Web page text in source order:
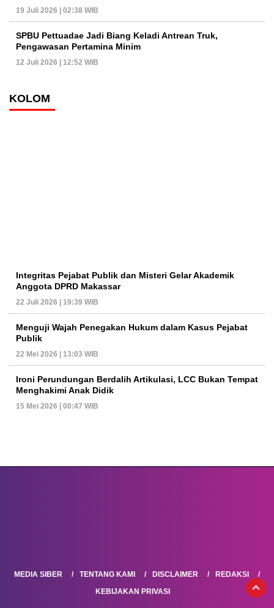
19 Juli 2026 | 02:38 WIB
SPBU Pettuadae Jadi Biang Keladi Antrean Truk,
Pengawasan Pertamina Minim
12 Juli 2026 | 12:52 WIB
KOLOM
Integritas Pejabat Publik dan Misteri Gelar Akademik
Anggota DPRD Makassar
22 Juli 2026 | 19:39 WIB
Menguji Wajah Penegakan Hukum dalam Kasus Pejabat
Publik
22 Mei 2026 | 13:03 WIB
Ironi Perundungan Berdalih Artikulasi, LCC Bukan Tempat
Menghakimi Anak Didik
15 Mei 2026 | 00:47 WIB
MEDIA SIBER TENTANG KAMI DISCLAIMER
REDAKSI
KEBIJAKAN PRIVASI